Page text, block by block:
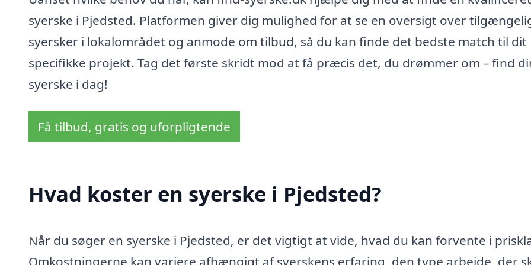
syerske i Pjedsted. Platformen giver dig mulighed for at se en oversigt over
syersker i lokalområdet og anmode om tilbud, så du kan finde det bedste match til dit
specifikke projekt. Tag det første skridt mod at få præcis det, du drømmer om – find
syerske i dag!
Få tilbud, gratis og uforpligtende
Hvad koster en syerske i Pjedsted?
Når du søger en syerske i Pjedsted, er det vigtigt at vide, hvad du kan forvente i
Omkostningerne kan variere afhængigt af syerskens erfaring, den type arbejde, der